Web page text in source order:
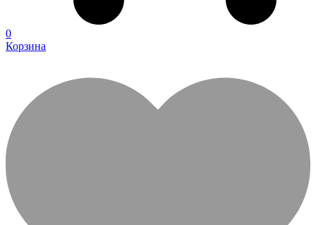
0
Корзина